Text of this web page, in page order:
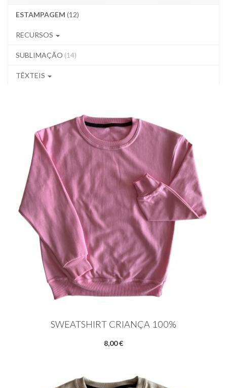
ESTAMPAGEM (12)
RECURSOS
SUBLIMAÇÃO (14)
TÊXTEIS
SWEATSHIRT CRIANÇA 100%
8,00 €